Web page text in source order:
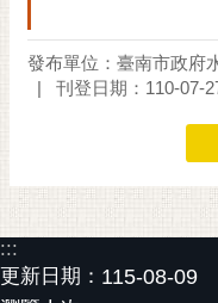
資
料
開
交
發布單位：臺南市政府
刊登日期：110-07-
:::
更新日期： 115-08-09